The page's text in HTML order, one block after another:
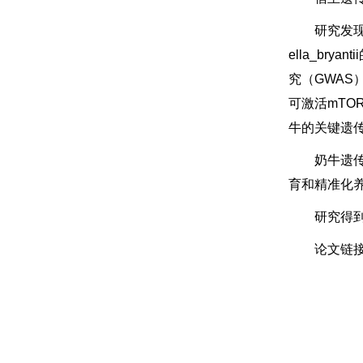
研究发
ella_bryantii
究（GWAS
可激活
牛的关键遗
奶牛遗
育和精准化
研究得
论文链